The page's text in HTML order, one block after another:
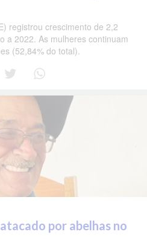
registrou crescimento de 2,2
a 2022. As mulheres continuam
(52,84% do total).
por abelhas no